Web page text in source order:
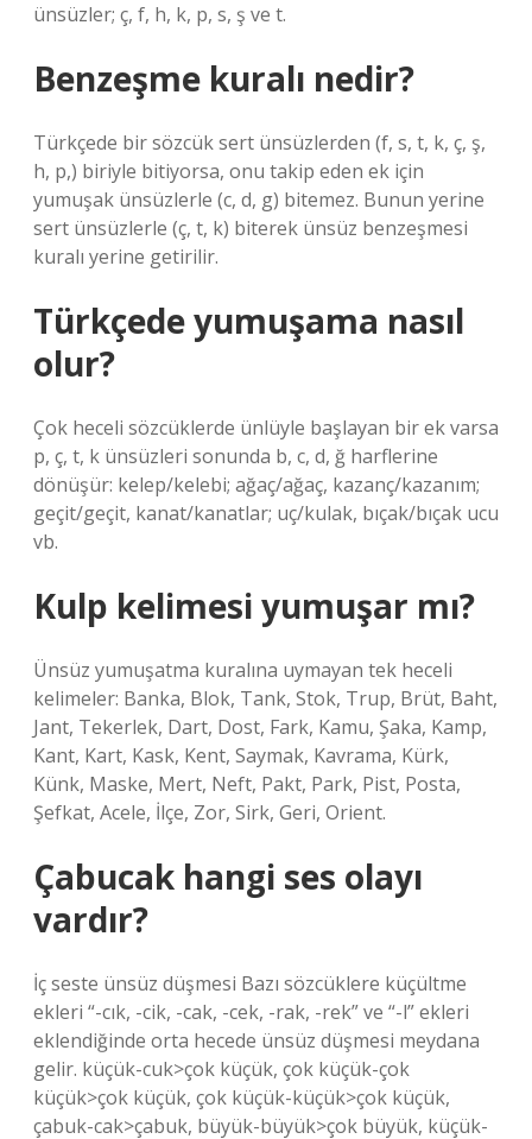
ünsüzler; ç, f, h, k, p, s, ş ve t.
Benzeşme kuralı nedir?
Türkçede bir sözcük sert ünsüzlerden (f, s, t, k, ç, ş,
h, p,) biriyle bitiyorsa, onu takip eden ek için
yumuşak ünsüzlerle (c, d, g) bitemez. Bunun yerine
sert ünsüzlerle (ç, t, k) biterek ünsüz benzeşmesi
kuralı yerine getirilir.
Türkçede yumuşama nasıl
olur?
Çok heceli sözcüklerde ünlüyle başlayan bir ek varsa
p, ç, t, k ünsüzleri sonunda b, c, d, ğ harflerine
dönüşür: kelep/kelebi; ağaç/ağaç, kazanç/kazanım;
geçit/geçit, kanat/kanatlar; uç/kulak, bıçak/bıçak ucu
vb.
Kulp kelimesi yumuşar mı?
Ünsüz yumuşatma kuralına uymayan tek heceli
kelimeler: Banka, Blok, Tank, Stok, Trup, Brüt, Baht,
Jant, Tekerlek, Dart, Dost, Fark, Kamu, Şaka, Kamp,
Kant, Kart, Kask, Kent, Saymak, Kavrama, Kürk,
Künk, Maske, Mert, Neft, Pakt, Park, Pist, Posta,
Şefkat, Acele, İlçe, Zor, Sirk, Geri, Orient.
Çabucak hangi ses olayı
vardır?
İç seste ünsüz düşmesi Bazı sözcüklere küçültme
ekleri “-cık, -cik, -cak, -cek, -rak, -rek” ve “-l” ekleri
eklendiğinde orta hecede ünsüz düşmesi meydana
gelir. küçük-cuk>çok küçük, çok küçük-çok
küçük>çok küçük, çok küçük-küçük>çok küçük,
çabuk-cak>çabuk, büyük-büyük>çok büyük, küçük-